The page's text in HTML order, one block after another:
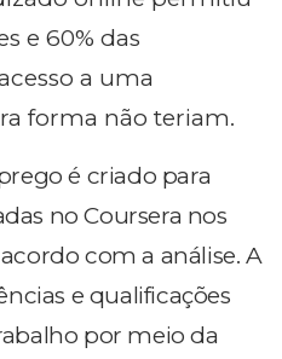
e 60% das
a uma
forma não teriam.
é criado para
no Coursera nos
com a análise. A
e qualificações
por meio da